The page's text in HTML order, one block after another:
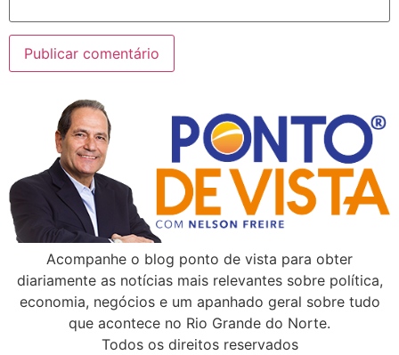
Acompanhe o blog ponto de vista para obter
diariamente as notícias mais relevantes sobre política,
economia, negócios e um apanhado geral sobre tudo
que acontece no Rio Grande do Norte.
Todos os direitos reservados